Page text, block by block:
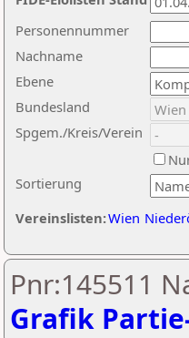
Nachname
Ebene
Sortierung
Personennummer
Bundesland
Spgem./Kreis/Verein
Vereinslisten:Wien
Pnr:145511
Grafik